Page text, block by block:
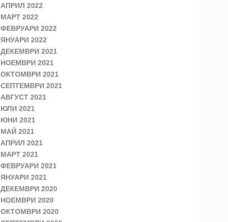
АПРИЛ 2022
МАРТ 2022
ФЕВРУАРИ 2022
ЯНУАРИ 2022
ДЕКЕМВРИ 2021
НОЕМВРИ 2021
ОКТОМВРИ 2021
СЕПТЕМВРИ 2021
АВГУСТ 2021
ЮЛИ 2021
ЮНИ 2021
МАЙ 2021
АПРИЛ 2021
МАРТ 2021
ФЕВРУАРИ 2021
ЯНУАРИ 2021
ДЕКЕМВРИ 2020
НОЕМВРИ 2020
ОКТОМВРИ 2020